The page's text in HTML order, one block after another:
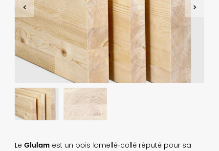
Le Glulam est un bois lamellé‑collé réputé pour sa